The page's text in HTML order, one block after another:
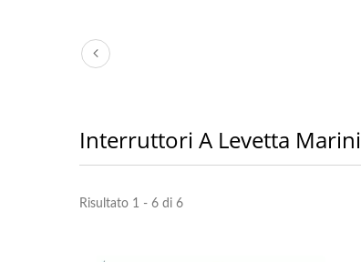
Interruttori A Levetta Marini
Risultato 1 - 6 di 6